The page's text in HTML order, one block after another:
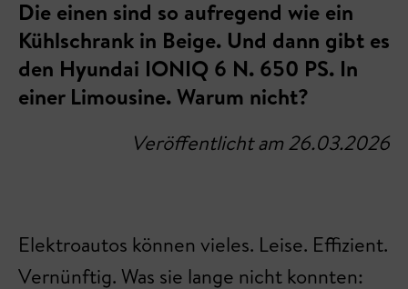
Die einen sind so aufregend wie ein
Kühlschrank in Beige. Und dann gibt es
den Hyundai IONIQ 6 N. 650 PS. In
einer Limousine. Warum nicht?
Veröffentlicht am 26.03.2026
Elektroautos können vieles. Leise. Effizient.
Vernünftig. Was sie lange nicht konnten: